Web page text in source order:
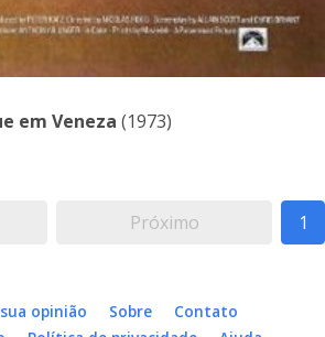
em Veneza (1973)
Próximo 1
opinião Sobre
Contato